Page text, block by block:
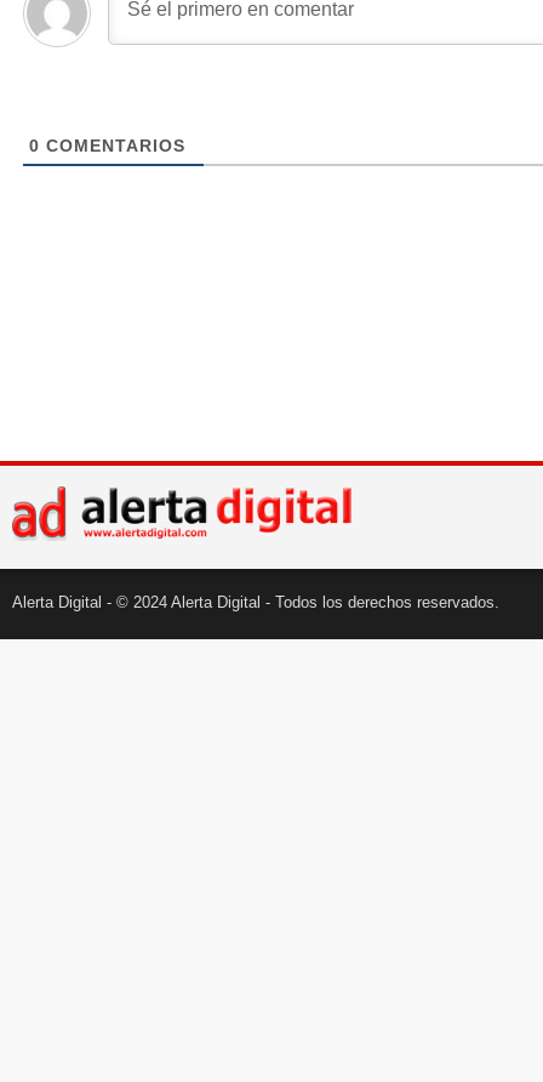
0 COMENTARIOS
Alerta Digital - © 2024 Alerta Digital - Todos los derechos reservados.